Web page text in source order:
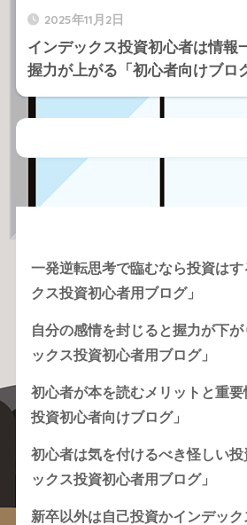
2025年11月2日
インデックス投資初心者は情報
握力が上がる「初心者向けブロ
一発逆転思考で臨むなら投資は
クス投資初心者用ブログ」
自分の感情を封じると握力が下
ックス投資初心者用ブログ」
初心者が本を読むメリットと重
投資初心者向けブログ」
初心者は気を付けるべき怪しい
ックス投資初心者用ブログ」
新卒以外は自己投資かインデッ